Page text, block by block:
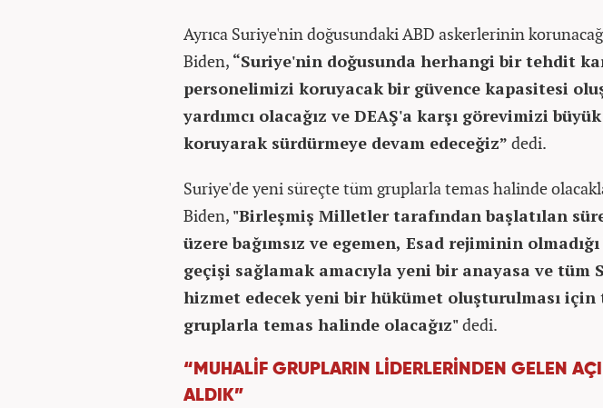
Ayrıca Suriye'nin doğusundaki ABD askerlerinin
Biden, “Suriye'nin doğusunda herhangi bir tehdit
personelimizi koruyacak bir güvence kapasitesi
yardımcı olacağız ve DEAŞ'a karşı görevimizi
koruyarak sürdürmeye devam edeceğiz” dedi.
Suriye'de yeni süreçte tüm gruplarla temas halinde
Biden, "Birleşmiş Milletler tarafından başlatılan
üzere bağımsız ve egemen, Esad rejiminin
geçişi sağlamak amacıyla yeni bir anayasa ve tüm
hizmet edecek yeni bir hükümet oluşturulması
gruplarla temas halinde olacağız"dedi.
“MUHALİF GRUPLARIN LİDERLERİNDEN GELEN
ALDIK”